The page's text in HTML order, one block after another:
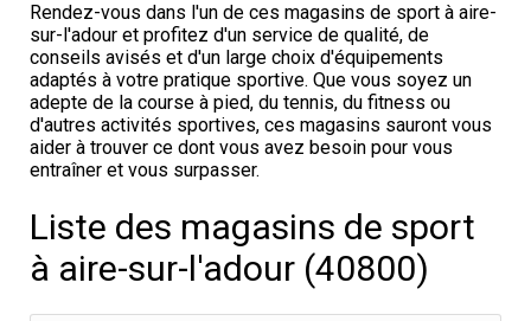
Rendez-vous dans l'un de ces magasins de sport à aire-
sur-l'adour et profitez d'un service de qualité, de
conseils avisés et d'un large choix d'équipements
adaptés à votre pratique sportive. Que vous soyez un
adepte de la course à pied, du tennis, du fitness ou
d'autres activités sportives, ces magasins sauront vous
aider à trouver ce dont vous avez besoin pour vous
entraîner et vous surpasser.
Liste des magasins de sport
à aire-sur-l'adour (40800)